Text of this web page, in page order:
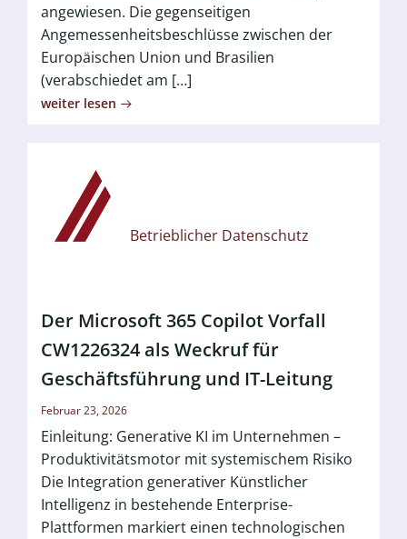
angewiesen. Die gegenseitigen
Angemessenheitsbeschlüsse zwischen der
Europäischen Union und Brasilien
(verabschiedet am […]
weiter lesen
Betrieblicher Datenschutz
Der Microsoft 365 Copilot Vorfall
CW1226324 als Weckruf für
Geschäftsführung und IT-Leitung
Februar 23, 2026
Einleitung: Generative KI im Unternehmen –
Produktivitätsmotor mit systemischem Risiko
Die Integration generativer Künstlicher
Intelligenz in bestehende Enterprise-
Plattformen markiert einen technologischen